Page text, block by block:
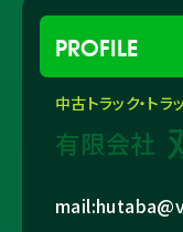
PROFILE
中古トラック・ト
有限会社